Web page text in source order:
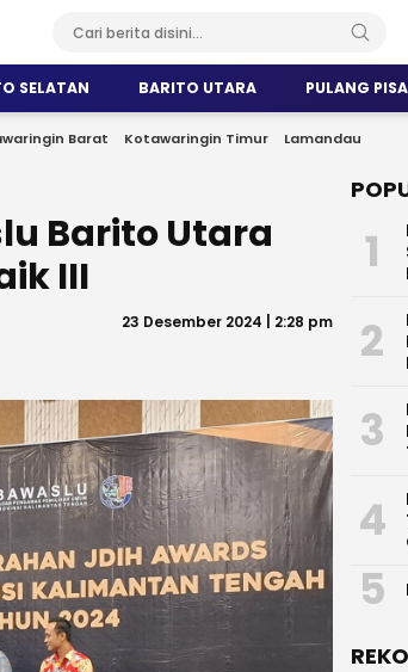
SELATAN BARITO UTARA PULANG
Barat Kotawaringin Timur Lamandau
Barito Utara
III
23 Desember 2024 | 2:28 pm
1
2
3
4
5